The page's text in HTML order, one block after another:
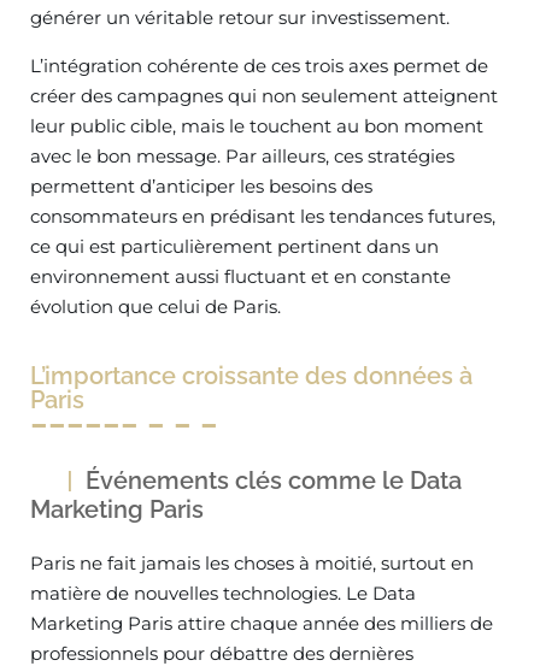
générer un véritable retour sur investissement.
L’intégration cohérente de ces trois axes permet de
créer des campagnes qui non seulement atteignent
leur public cible, mais le touchent au bon moment
avec le bon message. Par ailleurs, ces stratégies
permettent d’anticiper les besoins des
consommateurs en prédisant les tendances futures,
ce qui est particulièrement pertinent dans un
environnement aussi fluctuant et en constante
évolution que celui de Paris.
L’importance croissante des données à
Paris
Événements clés comme le Data
Marketing Paris
Paris ne fait jamais les choses à moitié, surtout en
matière de nouvelles technologies. Le Data
Marketing Paris attire chaque année des milliers de
professionnels pour débattre des dernières